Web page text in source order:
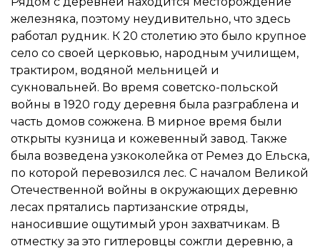
железняка, поэтому неудивительно, что здесь
работал рудник. К 20 столетию это было крупное
село со своей церковью, народным училищем,
трактиром, водяной мельницей и
сукновальней. Во время советско-польской
войны в 1920 году деревня была разграблена и
часть домов сожжена. В мирное время были
открыты кузница и кожевенный завод. Также
была возведена узкоколейка от Ремез до Ельска,
по которой перевозился лес. С началом Великой
Отечественной войны в окружающих деревню
лесах прятались партизанские отряды,
наносившие ощутимый урон захватчикам. В
отместку за это гитлеровцы сожгли деревню, а